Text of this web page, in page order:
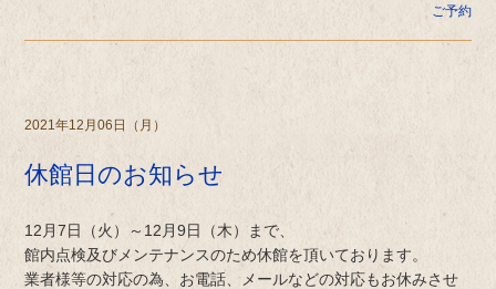
ご予約
2021年12月06日（月）
休館日のお知らせ
12月7日（火）～12月9日（木）まで、
館内点検及びメンテナンスのため休館を頂いております。
業者様等の対応の為、お電話、メールなどの対応もお休みさせ